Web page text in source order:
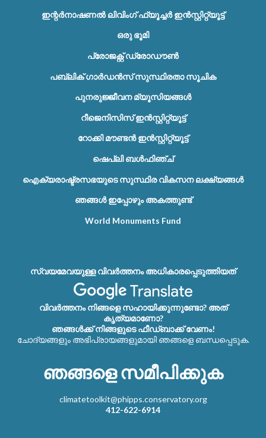
ഇന്റർനാഷണൽ ലിവിംഗ് ഫ്യൂച്ചർ ഇൻസ്റ്റിറ്റ്യൂട്ട്
ഒരു ഭൂമി
പ്രോജക്റ്റ് ഡ്രോഡൗൺ
പബ്ലിക് ഗാർഡൻസ് സുസ്ഥിരതാ സൂചിക
പുനരുജ്ജീവന മ്യൂസിയങ്ങൾ
റീജെനിസിസ് ഇൻസ്റ്റിറ്റ്യൂട്ട്
റോക്കി മൗണ്ടൻ ഇൻസ്റ്റിറ്റ്യൂട്ട്
ഷെപ്ലി ബൾഫിഞ്ച്
ഐക്യരാഷ്ട്രസഭയുടെ സുസ്ഥിര വികസന ലക്ഷ്യങ്ങൾ
ഞങ്ങൾ ഇപ്പോഴും അകത്തുണ്ട്
World Monuments Fund
സ്വയമേവയുള്ള വിവർത്തനം അധികാരപ്പെടുത്തിയത്
വിവർത്തനം നിങ്ങളെ സഹായിക്കുന്നുണ്ടോ? അത്
കൃത്യമാണോ?
ഞങ്ങൾക്ക് നിങ്ങളുടെ ഫീഡ്‌ബാക്ക് വേണം!
ചോദ്യങ്ങളും അഭിപ്രായങ്ങളുമായി ഞങ്ങളെ ബന്ധപ്പെടുക.
ഞങ്ങളെ സമീപിക്കുക
climatetoolkit@phipps.conservatory.org
412-622-6914